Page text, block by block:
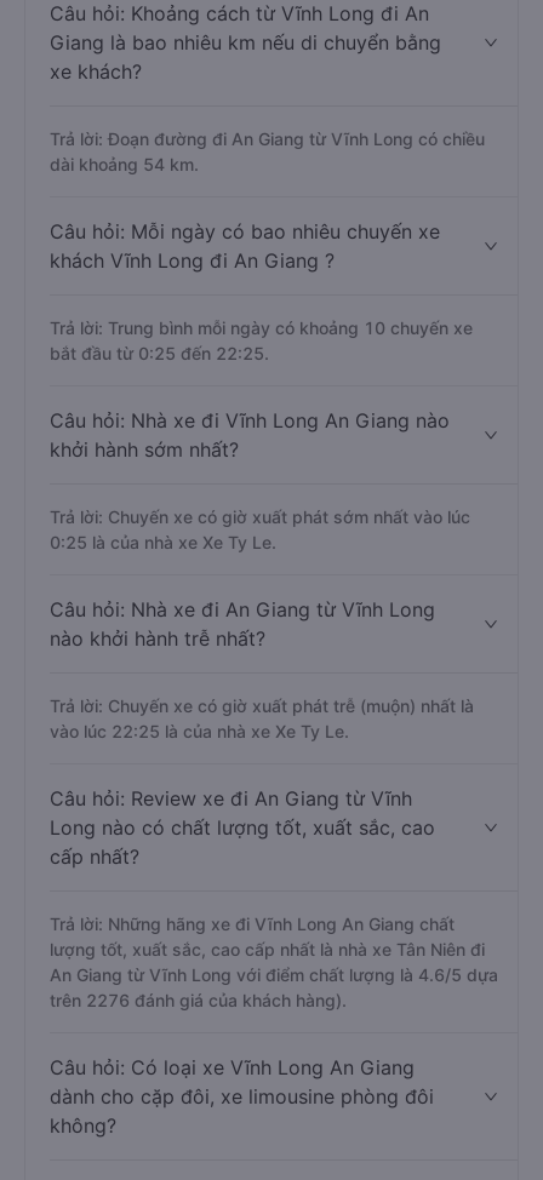
Câu hỏi: Khoảng cách từ Vĩnh Long đi An
Giang là bao nhiêu km nếu di chuyển bằng
xe khách?
Trả lời: Đoạn đường đi An Giang từ Vĩnh Long có chiều
dài khoảng 54 km.
Câu hỏi: Mỗi ngày có bao nhiêu chuyến xe
khách Vĩnh Long đi An Giang ?
Trả lời: Trung bình mỗi ngày có khoảng 10 chuyến xe
bắt đầu từ 0:25 đến 22:25.
Câu hỏi: Nhà xe đi Vĩnh Long An Giang nào
khởi hành sớm nhất?
Trả lời: Chuyến xe có giờ xuất phát sớm nhất vào lúc
0:25 là của nhà xe Xe Ty Le.
Câu hỏi: Nhà xe đi An Giang từ Vĩnh Long
nào khởi hành trễ nhất?
Trả lời: Chuyến xe có giờ xuất phát trễ (muộn) nhất là
vào lúc 22:25 là của nhà xe Xe Ty Le.
Câu hỏi: Review xe đi An Giang từ Vĩnh
Long nào có chất lượng tốt, xuất sắc, cao
cấp nhất?
Trả lời: Những hãng xe đi Vĩnh Long An Giang chất
lượng tốt, xuất sắc, cao cấp nhất là nhà xe Tân Niên đi
An Giang từ Vĩnh Long với điểm chất lượng là 4.6/5 dựa
trên 2276 đánh giá của khách hàng).
Câu hỏi: Có loại xe Vĩnh Long An Giang
dành cho cặp đôi, xe limousine phòng đôi
không?